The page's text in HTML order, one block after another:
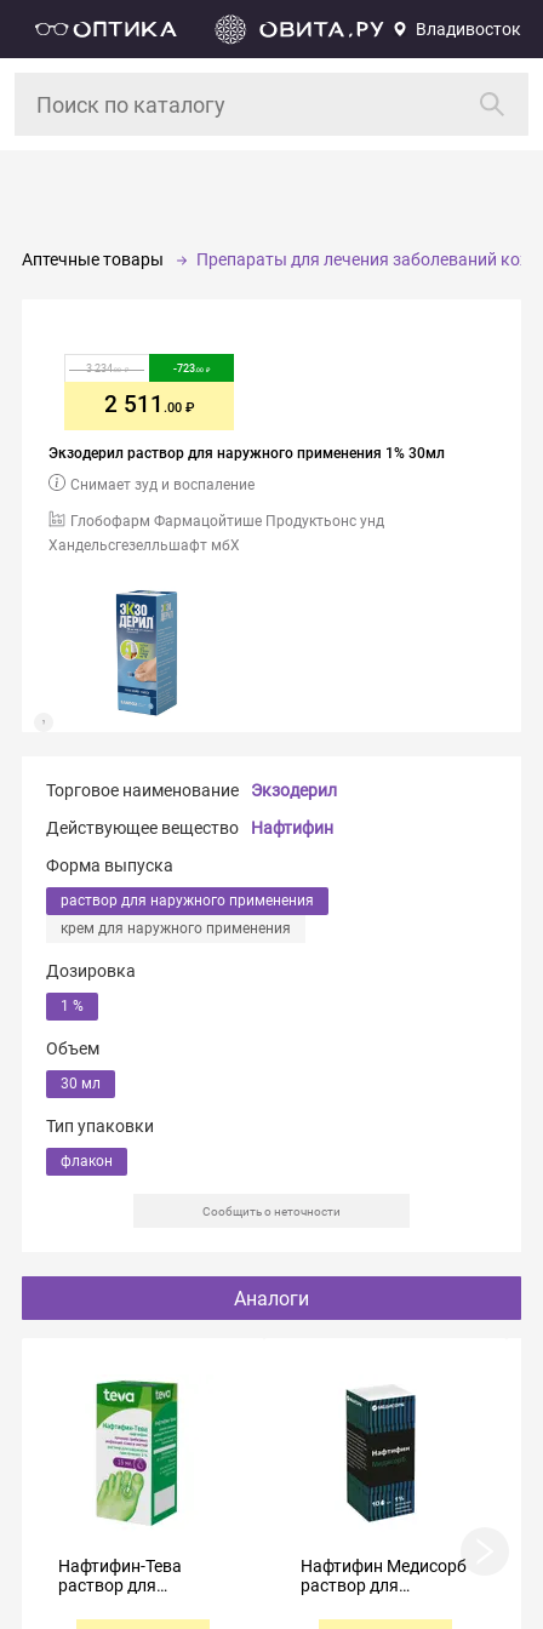
Владивосток
Аптечные товары Препараты для лечения заболеваний
Экзодерил раствор для наружного применения 1% 30мл
Глобофарм Фармацойтише Продуктьонс унд
Хандельсгезелльшафт мбХ
Снимает зуд и воспаление
3 234.00 -723.00
2 511 .00
Торговое наименование
Экзодерил
Действующее вещество
Нафтифин
Форма выпуска
раствор для наружного применения
крем для наружного применения
Дозировка
1 %
Объем
30 мл
Тип упаковки
флакон
Сообщить о неточности
Аналоги
Нафтифин-Тева
раствор для
применения 1% 15мл
Нафтифин Медисорб
раствор для
применения 1% 10мл